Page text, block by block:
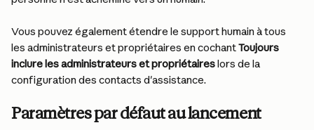
Vous pouvez également étendre le support humain à tous
les administrateurs et propriétaires en cochant Toujours
inclure les administrateurs et propriétaires lors de la
configuration des contacts d'assistance.
Paramètres par défaut au lancement